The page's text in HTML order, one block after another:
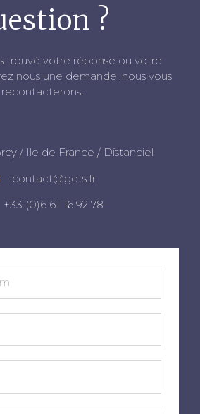
?
trouvé votre réponse ou votre
nous une demande, nous vous
recontacterons.
/ Ile de France / Distanciel
contact@gets.fr
+33 (0)6 61 16 92 78